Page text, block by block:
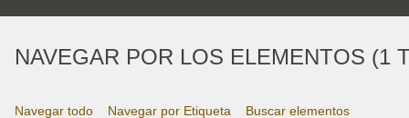
NAVEGAR POR LOS ELEMENTOS (1
Navegar todo Navegar por Etiqueta Buscar elementos